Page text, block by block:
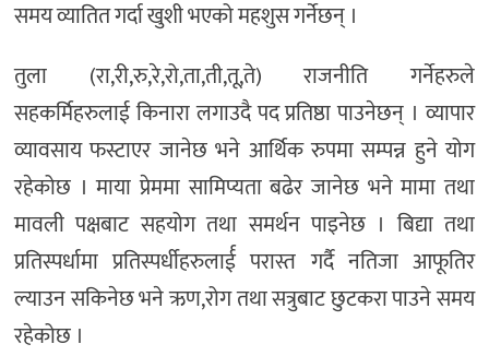
समय व्यातित गर्दा खुशी भएको महशुस गर्नेछन् ।
तुला (रा,री,रु,रे,रो,ता,ती,तू,ते) राजनीति गर्नेहरुले
सहकर्मिहरुलाई किनारा लगाउदै पद प्रतिष्ठा पाउनेछन् । व्यापार
व्यावसाय फस्टाएर जानेछ भने आर्थिक रुपमा सम्पन्न हुने योग
रहेकोछ । माया प्रेममा सामिप्यता बढेर जानेछ भने मामा तथा
मावली पक्षबाट सहयोग तथा समर्थन पाइनेछ । बिद्या तथा
प्रतिस्पर्धामा प्रतिस्पर्धीहरुलार्ई परास्त गर्दै नतिजा आफूतिर
ल्याउन सकिनेछ भने ऋण,रोग तथा सत्रुबाट छुटकरा पाउने समय
रहेकोछ ।